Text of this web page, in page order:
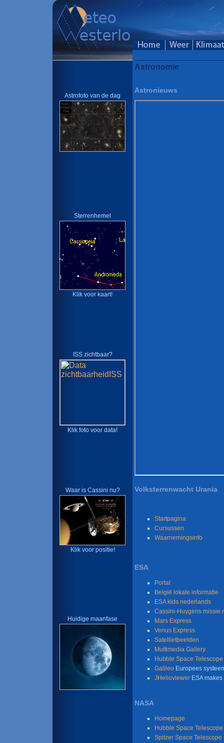
Astrofoto van de dag
Sterrenhemel
Klik voor kaart!
ISS zichtbaar?
Klik foto voor data!
Waar is Cassini nu?
Klik voor positie!
Huidige maanfase
Astronomie
Astronieuws
Volksterrenwacht Urania
Startpagina
Cursussen
Waarnemingsinfo
ESA
Portal
België lokale informatie
ESA kids nederlands
Cassini-Huygens missie
Mars Express
Venus Express
Satellietbeelden
Multimedia Gallery
Hubble Space Telescope
Galileo Europees
JHelioviewer ESA
NASA
Homepage
Hubble Space Telescope
Spitzer Space Telescope